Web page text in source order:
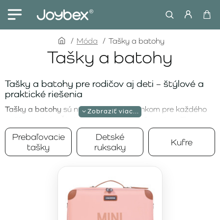
Tašky a batohy
homeMóda Tašky a batohy
Tašky a batohy pre rodičov aj deti – štýlové a
praktické riešenia
Tašky a batohy sú nevyhnutným doplnkom pre každého
rodiča aj dieťa. Či už potrebujeteprebaľovacie tašky
organizované uskladnenie detských potrieb,detské
ruksakyna výlety do škôlky alebo cestovné kufrena
dovolenky, správny výber vám uľahčí každodenný život.
priestoru sú kľúčové vlastnosti, ktoré oceníte pri každom
Prebaľovacie tašky pre rodičov na každú
Prebaľovacie
tašky
Detské
ruksaky
Kufre